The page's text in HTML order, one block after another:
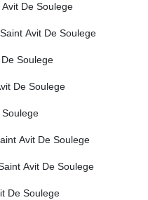
De Soulege
Avit De Soulege
Soulege
De Soulege
Avit De Soulege
Avit De Soulege
De Soulege